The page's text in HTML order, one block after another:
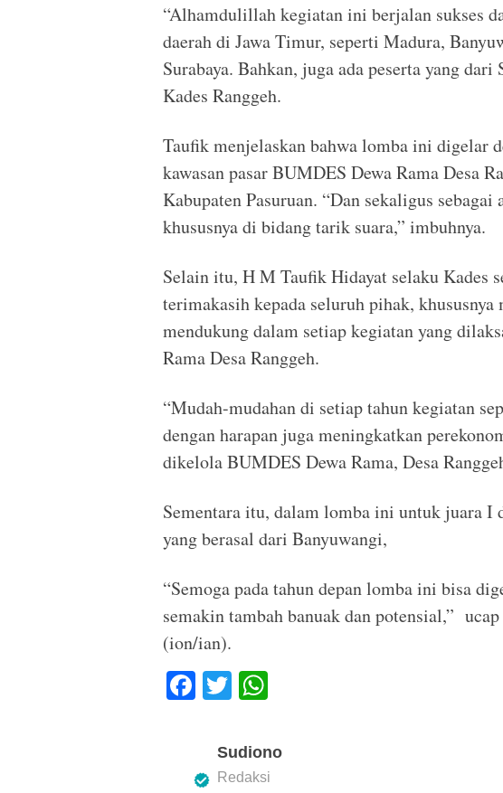
“Alhamdulillah kegiatan ini berjalan sukses
daerah di Jawa Timur, seperti Madura,
Surabaya. Bahkan, juga ada peserta yang
Kades Ranggeh.
Taufik menjelaskan bahwa lomba ini digelar
kawasan pasar BUMDES Dewa Rama Desa
Kabupaten Pasuruan. “Dan sekaligus
khususnya di bidang tarik suara,” imbuhnya.
Selain itu, H M Taufik Hidayat selaku Kades
terimakasih kepada seluruh pihak, khususnya
mendukung dalam setiap kegiatan yang
Rama Desa Ranggeh.
“Mudah-mudahan di setiap tahun kegiatan
dengan harapan juga meningkatkan
dikelola BUMDES Dewa Rama, Desa
Sementara itu, dalam lomba ini untuk juara I
yang berasal dari Banyuwangi,
“Semoga pada tahun depan lomba ini bisa
semakin tambah banuak dan potensial,”
(ion/ian).
F
e
T
tt
er
at
s
Sudiono
Redaksi